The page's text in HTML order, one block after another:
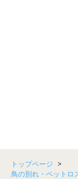
トップページ >
鳥の別れ・ペットロ